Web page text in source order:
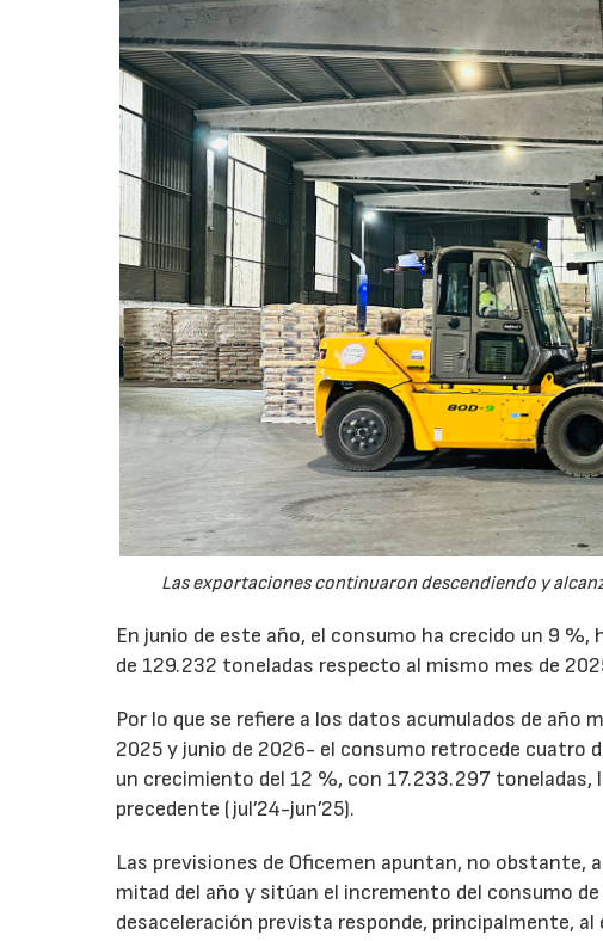
Las exportaciones continuaron descendiendo y
En junio de este año, el consumo ha crecido un 9
de 129.232 toneladas respecto al mismo mes de
Por lo que se refiere a los datos acumulados de
2025 y junio de 2026- el consumo retrocede cuatro
un crecimiento del 12 %, con 17.233.297 toneladas,
precedente (jul’24-jun’25).
Las previsiones de Oficemen apuntan, no obstante,
mitad del año y sitúan el incremento del consumo
desaceleración prevista responde, principalmente,